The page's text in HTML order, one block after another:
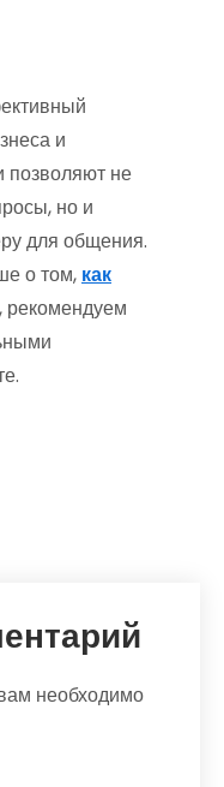
и
позволяют не
но и
для общения.
о том, как
, рекомендуем
необходимо